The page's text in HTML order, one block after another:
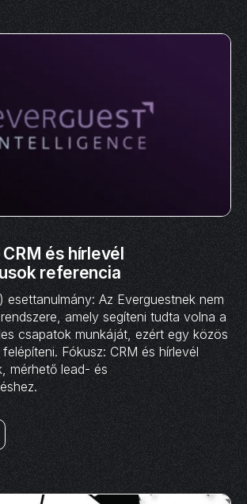
és hírlevél
referencia
esettanulmány: Az Everguestnek nem
amely segíteni tudta volna a
csapatok munkáját, ezért egy közös
Fókusz: CRM és hírlevél
mérhető lead- és